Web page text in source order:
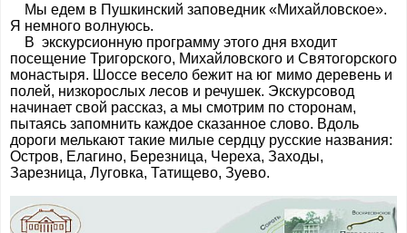
Мы едем в Пушкинский заповедник «Михайловское».
Я немного волнуюсь.
В экскурсионную программу этого дня входит
посещение Тригорского, Михайловского и Святогорского
монастыря. Шоссе весело бежит на юг мимо деревень и
полей, низкорослых лесов и речушек. Экскурсовод
начинает свой рассказ, а мы смотрим по сторонам,
пытаясь запомнить каждое сказанное слово. Вдоль
дороги мелькают такие милые сердцу русские названия:
Остров, Елагино, Березница, Череха, Заходы,
Зарезница, Луговка, Татищево, Зуево.